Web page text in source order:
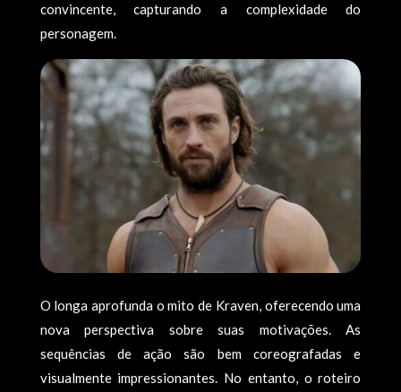
convincente, capturando a complexidade do
personagem.
O longa aprofunda o mito de Kraven, oferecendo uma
nova perspectiva sobre suas motivações. As
sequências de ação são bem coreografadas e
visualmente impressionantes. No entanto, o roteiro